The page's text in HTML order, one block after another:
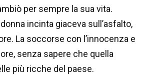
per sempre la sua vita.
incinta giaceva sull’asfalto,
La soccorse con l’innocenza e
senza sapere che quella
più ricche del paese.